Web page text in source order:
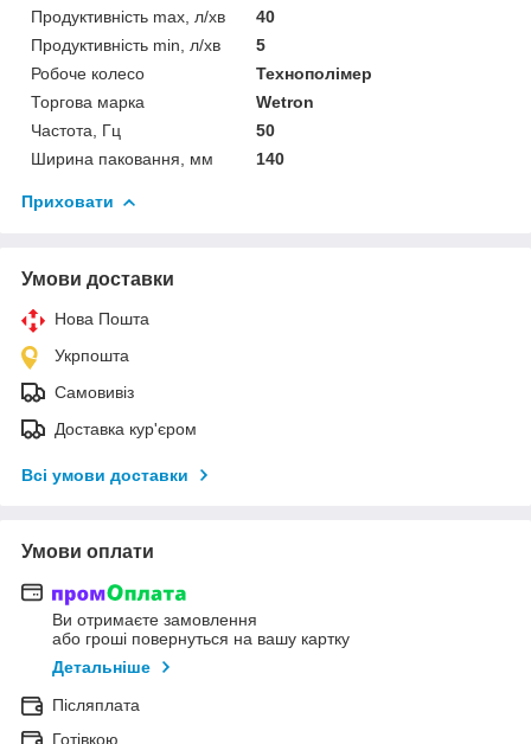
Продуктивність max, л/хв
40
Продуктивність min, л/хв
5
Робоче колесо
Технополімер
Торгова марка
Wetron
Частота, Гц
50
Ширина паковання, мм
140
Приховати
Умови доставки
Нова Пошта
Укрпошта
Самовивіз
Доставка кур'єром
Всі умови доставки
Умови оплати
Ви отримаєте замовлення
або гроші повернуться на вашу картку
Детальніше
Післяплата
Готівкою